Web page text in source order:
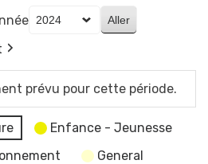
prévu pour cette période.
Enfance - Jeunesse
General